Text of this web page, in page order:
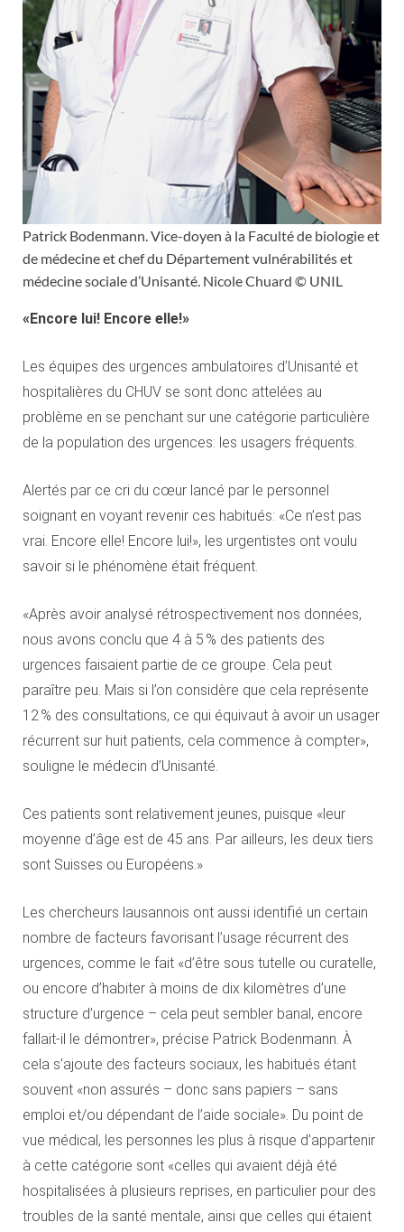
Patrick Bodenmann. Vice-doyen à la Faculté de biologie et
de médecine et chef du Département vulnérabilités et
médecine sociale d’Unisanté. Nicole Chuard © UNIL
«Encore lui! Encore elle!»
Les équipes des urgences ambulatoires d’Unisanté et
hospitalières du CHUV se sont donc attelées au
problème en se penchant sur une catégorie particulière
de la population des urgences: les usagers fréquents.
Alertés par ce cri du cœur lancé par le personnel
soignant en voyant revenir ces habitués: «Ce n’est pas
vrai. Encore elle! Encore lui!», les urgentistes ont voulu
savoir si le phénomène était fréquent.
«Après avoir analysé rétrospectivement nos données,
nous avons conclu que 4 à 5 % des patients des
urgences faisaient partie de ce groupe. Cela peut
paraître peu. Mais si l’on considère que cela représente
12 % des consultations, ce qui équivaut à avoir un usager
récurrent sur huit patients, cela commence à compter»,
souligne le médecin d’Unisanté.
Ces patients sont relativement jeunes, puisque «leur
moyenne d’âge est de 45 ans. Par ailleurs, les deux tiers
sont Suisses ou Européens.»
Les chercheurs lausannois ont aussi identifié un certain
nombre de facteurs favorisant l’usage récurrent des
urgences, comme le fait «d’être sous tutelle ou curatelle,
ou encore d’habiter à moins de dix kilomètres d’une
structure d’urgence – cela peut sembler banal, encore
fallait-il le démontrer», précise Patrick Bodenmann. À
cela s’ajoute des facteurs sociaux, les habitués étant
souvent «non assurés – donc sans papiers – sans
emploi et/ou dépendant de l’aide sociale». Du point de
vue médical, les personnes les plus à risque d’appartenir
à cette catégorie sont «celles qui avaient déjà été
hospitalisées à plusieurs reprises, en particulier pour des
troubles de la santé mentale, ainsi que celles qui étaient